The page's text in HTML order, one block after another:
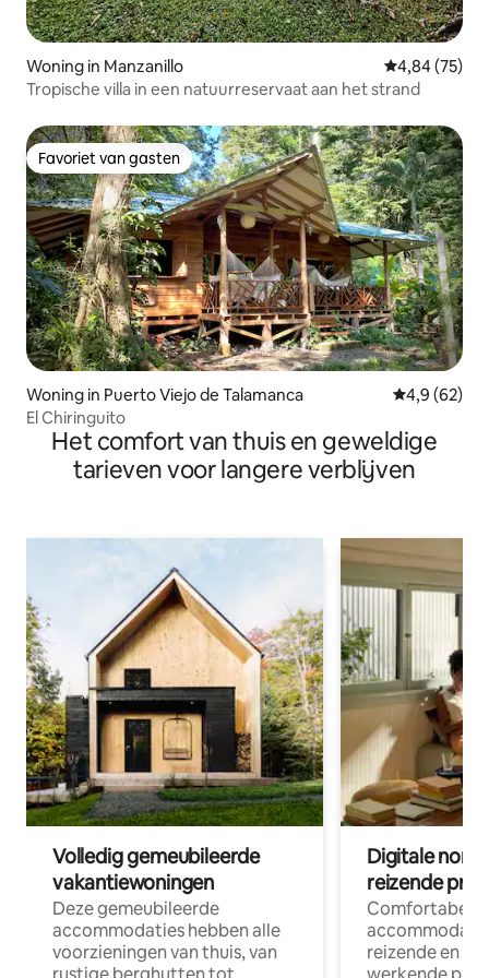
Woning in Manzanillo Gemiddelde
4,84 (75)
Tropische villa in een natuurreservaat aan het strand
Favoriet van gasten
Favoriet van gasten
Woning in Puerto Viejo de Talamanca Gemiddelde
4,9 (62)
El Chiringuito
Het comfort van thuis en geweldige
tarieven voor langere verblijven
Volledig gemeubileerde
vakantiewoningen
Deze gemeubileerde
accommodaties hebben alle
voorzieningen van thuis, van
Digitale
reizende
Comfortabele
reizende en